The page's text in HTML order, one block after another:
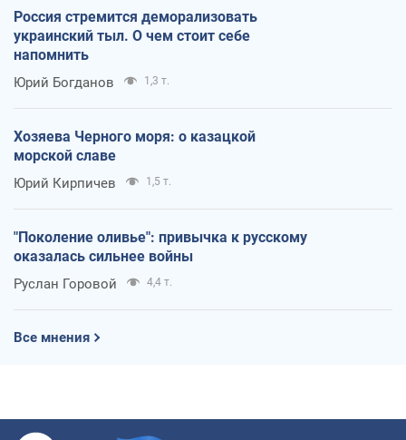
Россия стремится деморализовать
украинский тыл. О чем стоит себе
напомнить
Юрий Богданов 1,3 т.
Хозяева Черного моря: о казацкой
морской славе
Юрий Кирпичев 1,5 т.
"Поколение оливье": привычка к русскому
оказалась сильнее войны
Руслан Горовой 4,4 т.
Все мнения